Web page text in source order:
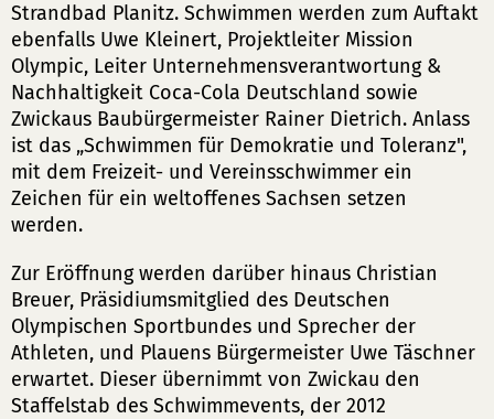
Strandbad Planitz. Schwimmen werden zum Auftakt
ebenfalls Uwe Kleinert, Projektleiter Mission
Olympic, Leiter Unternehmensverantwortung &
Nachhaltigkeit Coca-Cola Deutschland sowie
Zwickaus Baubürgermeister Rainer Dietrich. Anlass
ist das „Schwimmen für Demokratie und Toleranz",
mit dem Freizeit- und Vereinsschwimmer ein
Zeichen für ein weltoffenes Sachsen setzen
werden.
Zur Eröffnung werden darüber hinaus Christian
Breuer, Präsidiumsmitglied des Deutschen
Olympischen Sportbundes und Sprecher der
Athleten, und Plauens Bürgermeister Uwe Täschner
erwartet. Dieser übernimmt von Zwickau den
Staffelstab des Schwimmevents, der 2012